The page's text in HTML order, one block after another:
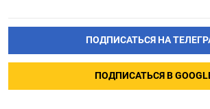
ПОДПИСАТЬСЯ НА
ПОДПИСАТЬСЯ В